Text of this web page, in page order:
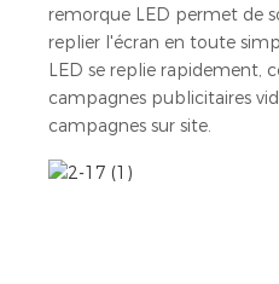
remorque LED permet de
replier l'écran en toute
LED se replie rapidement,
campagnes publicitaires
campagnes sur site.